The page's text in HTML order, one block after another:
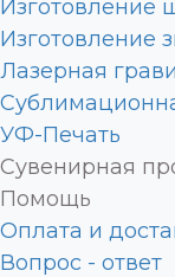
Изготовление
Изготовление
Лазерная
УФ-Печать
Сувенирная
Помощь
Оплата и
Вопрос - ответ